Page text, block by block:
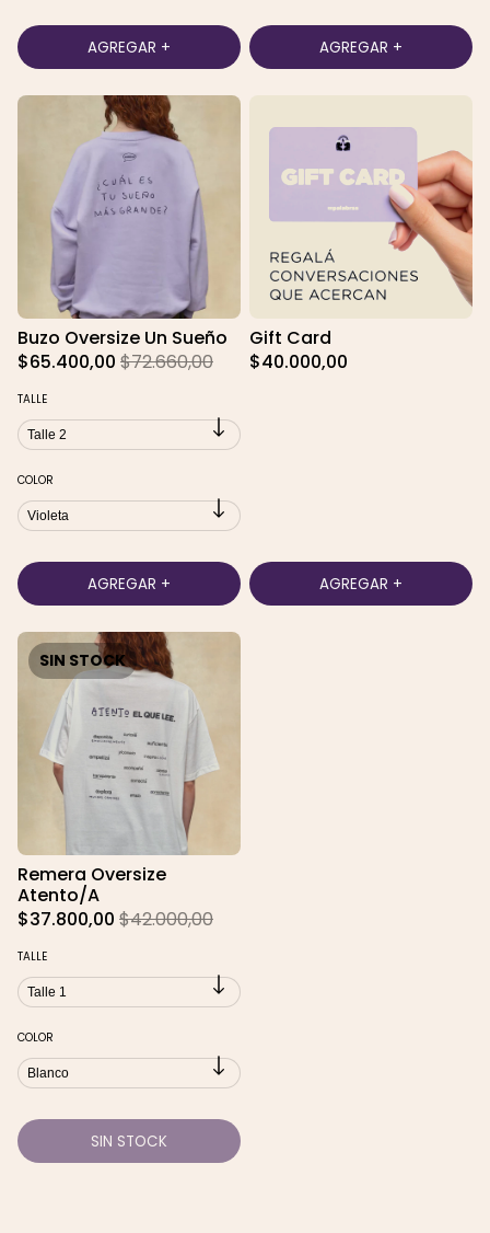
Buzo Oversize Un Sueño
$65.400,00 $72.660,00
TALLE
COLOR
Gift Card
$40.000,00
SIN STOCK
Remera Oversize
Atento/A
$37.800,00 $42.000,00
TALLE
COLOR